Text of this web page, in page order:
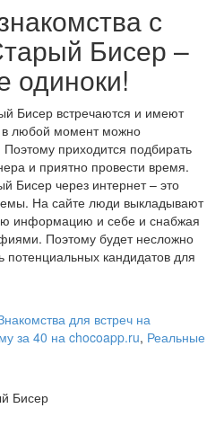
с
Бисер –
одиноки!
Бисер встречаются и имеют
в любой момент можно
Поэтому приходится подбирать
и приятно провести время.
Бисер через интернет – это
На сайте люди выкладывают
информацию и себе и снабжая
Поэтому будет несложно
потенциальных кандидатов для
для встреч на
за 40 на chocoapp.ru, Реальные
Бисер